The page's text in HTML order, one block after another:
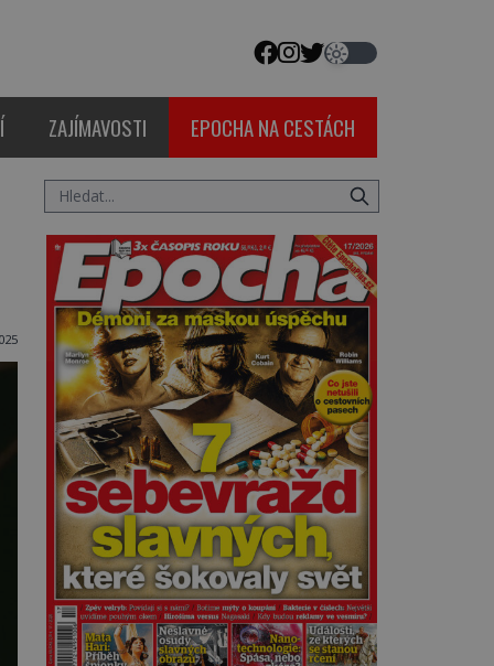
ZAJÍMAVOSTI EPOCHA NA CESTÁCH